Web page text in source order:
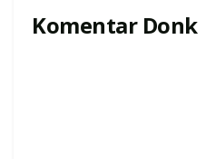
Komentar Donk